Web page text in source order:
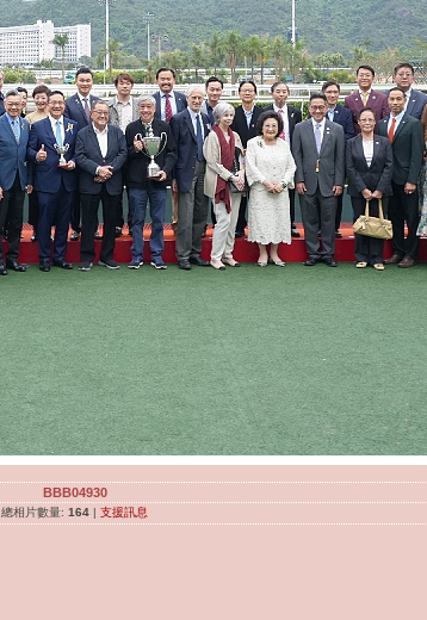
BBB04930
總相片數量:164 |支援訊息